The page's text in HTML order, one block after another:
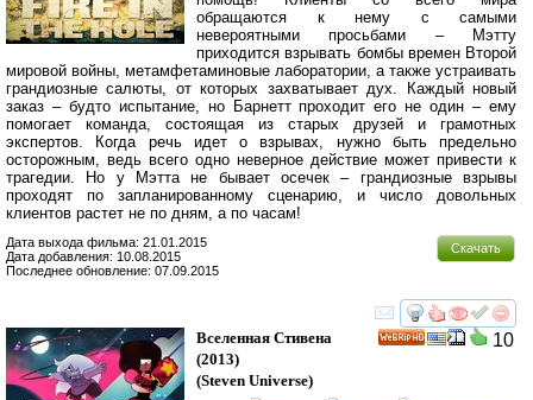
обращаются к нему с самыми
невероятными просьбами – Мэтту
приходится взрывать бомбы времен Второй
мировой войны, метамфетаминовые лаборатории, а также устраивать
грандиозные салюты, от которых захватывает дух. Каждый новый
заказ – будто испытание, но Барнетт проходит его не один – ему
помогает команда, состоящая из старых друзей и грамотных
экспертов. Когда речь идет о взрывах, нужно быть предельно
осторожным, ведь всего одно неверное действие может привести к
трагедии. Но у Мэтта не бывает осечек – грандиозные взрывы
проходят по запланированному сценарию, и число довольных
клиентов растет не по дням, а по часам!
Скачать
Дата выхода фильма: 21.01.2015
Дата добавления: 10.08.2015
Последнее обновление: 07.09.2015
смотреть
10
Вселенная Стивена
(2013)
(Steven Universe)